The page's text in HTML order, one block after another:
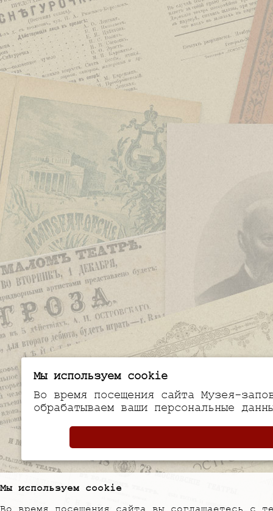
Мы используем cookie
Во время посещения сайта вы соглашаетесь с
Мы используем cookie
Во время посещения сайта Музея-
обрабатываем ваши персональные